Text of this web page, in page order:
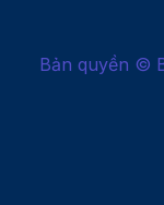
Bản quyền ©